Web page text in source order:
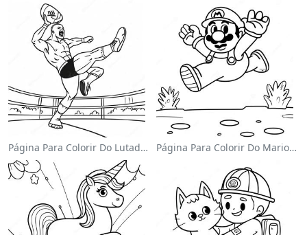
Página Para Colorir Do Lutador Da Wwe Pulando Sobre O Oponente Página Para Colorir Do Mario Pulando Sobre Goombas